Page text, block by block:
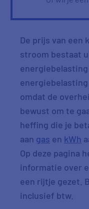
De prijs van een
stroom bestaat
omdat de
bewust om te
heffing die je
aan gas en kWh
Op deze pagina
informatie over
een rijtje gezet.
inclusief btw.